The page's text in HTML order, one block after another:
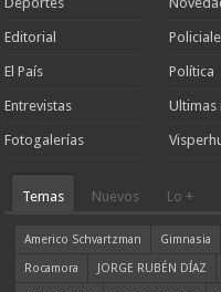
Editorial
El País
Entrevistas
Fotogalerías
Política
Ultimas
Temas Nuevos Lo +
Americo Schvartzman Gimnasia
Rocamora
JORGE RUBÉN DÍAZ